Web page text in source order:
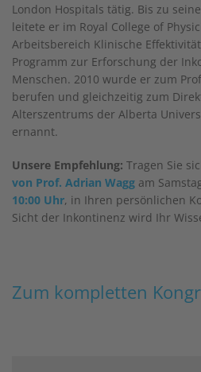
London Hospitals tätig. Bis zu
leitete er im Royal College of
Arbeitsbereich Klinische
Programm zur Erforschung der
Menschen. 2010 wurde er zum
berufen und gleichzeitig zum
Alterszentrums der Alberta
ernannt.
Unsere Empfehlung: Tragen Sie
von Prof. Adrian Wagg am
10:00 Uhr, in Ihren persönlichen
Sicht der Inkontinenz wird Ihr
Zum kompletten